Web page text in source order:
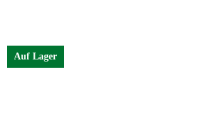
Auf Lager